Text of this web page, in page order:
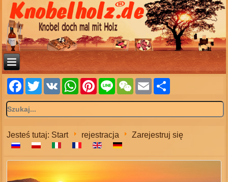
Facebook
TwitterVK WhatsApp
Pinterest
Line WeChatEmail
Jesteś tutaj: Start rejestracja Zarejestruj się